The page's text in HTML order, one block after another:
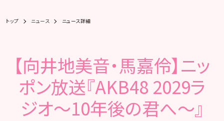
トップ ニュース ニュース詳細
【向井地美音・馬嘉伶】ニッ
ポン放送『AKB48 2029ラ
ジオ～10年後の君へ～』